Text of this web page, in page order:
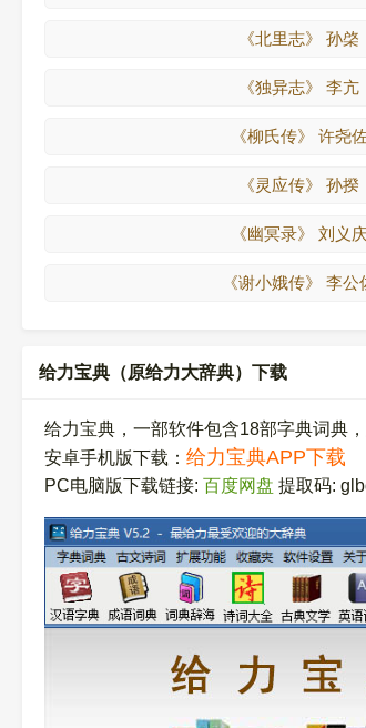
《北里志》 孙棨
《独异志》 李亢
《柳氏传》 许尧
《灵应传》 孙揆
《幽冥录》 刘义
《谢小娥传》 李公
给力宝典（原给力大辞典）下载
给力宝典，一部软件包含18部字典词典
安卓手机版下载： 给力宝典APP下载
PC电脑版下载链接: 百度网盘 提取码: